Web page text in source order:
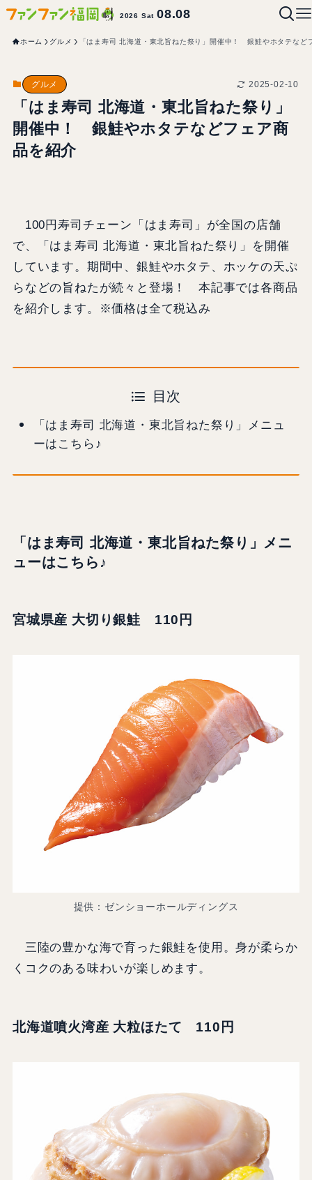
2026 Sat08.08
ホーム グルメ 「はま寿司 北海道・東北旨ねた祭り」開催中！ 銀鮭やホタテなど
グルメ 2025-02-10
「はま寿司 北海道・東北旨ねた祭り」
開催中！ 銀鮭やホタテなどフェア商
品を紹介
100円寿司チェーン「はま寿司」が全国の店舗
で、「はま寿司 北海道・東北旨ねた祭り」を開催
しています。期間中、銀鮭やホタテ、ホッケの天ぷ
らなどの旨ねたが続々と登場！ 本記事では各商品
を紹介します。※価格は全て税込み
目次
「はま寿司 北海道・東北旨ねた祭り」メニュ
ーはこちら♪
「はま寿司 北海道・東北旨ねた祭り」メニ
ューはこちら♪
宮城県産 大切り銀鮭 110円
提供：ゼンショーホールディングス
三陸の豊かな海で育った銀鮭を使用。身が柔らか
くコクのある味わいが楽しめます。
北海道噴火湾産 大粒ほたて 110円